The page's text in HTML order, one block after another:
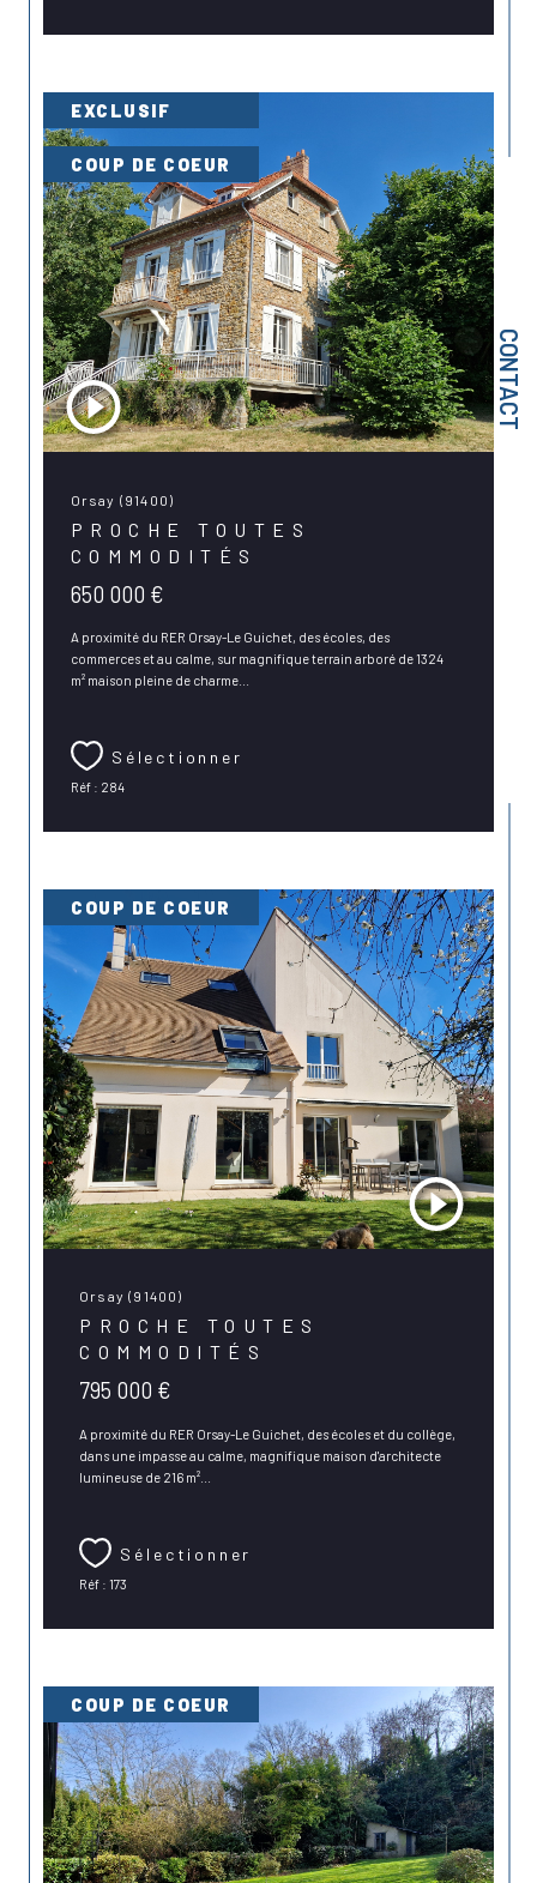
CONTACT
Orsay (91400)
PROCHE TOUTES
COMMODITÉS
650 000 €
A proximité du RER Orsay-Le Guichet, des écoles, des
commerces et au calme, sur magnifique terrain arboré de 1324
m² maison pleine de charme...
Sélectionner
Réf : 284
EXCLUSIF
COUP DE COEUR
Orsay (91400)
PROCHE TOUTES
COMMODITÉS
795 000 €
A proximité du RER Orsay-Le Guichet, des écoles et du collège,
dans une impasse au calme, magnifique maison d'architecte
lumineuse de 216 m²...
Sélectionner
Réf : 173
COUP DE COEUR
COUP DE COEUR